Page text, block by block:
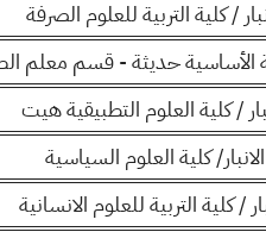
/ كلية التربية للعلوم الصرفة
الأساسية حديثة - قسم معلم
/ كلية العلوم التطبيقية هيت
كلية العلوم السياسية
/ كلية التربية للعلوم الانسانية